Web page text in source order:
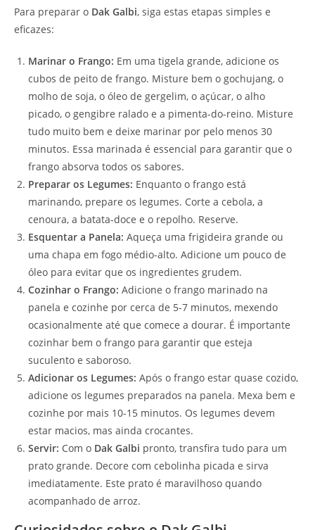
Para preparar o Dak Galbi, siga estas etapas simples e
eficazes:
Marinar o Frango: Em uma tigela grande, adicione os
cubos de peito de frango. Misture bem o gochujang, o
molho de soja, o óleo de gergelim, o açúcar, o alho
picado, o gengibre ralado e a pimenta-do-reino. Misture
tudo muito bem e deixe marinar por pelo menos 30
minutos. Essa marinada é essencial para garantir que o
frango absorva todos os sabores.
Preparar os Legumes: Enquanto o frango está
marinando, prepare os legumes. Corte a cebola, a
cenoura, a batata-doce e o repolho. Reserve.
Esquentar a Panela: Aqueça uma frigideira grande ou
uma chapa em fogo médio-alto. Adicione um pouco de
óleo para evitar que os ingredientes grudem.
Cozinhar o Frango: Adicione o frango marinado na
panela e cozinhe por cerca de 5-7 minutos, mexendo
ocasionalmente até que comece a dourar. É importante
cozinhar bem o frango para garantir que esteja
suculento e saboroso.
Adicionar os Legumes: Após o frango estar quase cozido,
adicione os legumes preparados na panela. Mexa bem e
cozinhe por mais 10-15 minutos. Os legumes devem
estar macios, mas ainda crocantes.
Servir: Com o Dak Galbi pronto, transfira tudo para um
prato grande. Decore com cebolinha picada e sirva
imediatamente. Este prato é maravilhoso quando
acompanhado de arroz.